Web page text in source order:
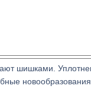
шишками.